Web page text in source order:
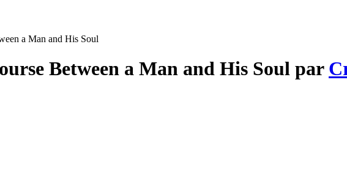
a Man and His Soul
Between a Man and His Soul par